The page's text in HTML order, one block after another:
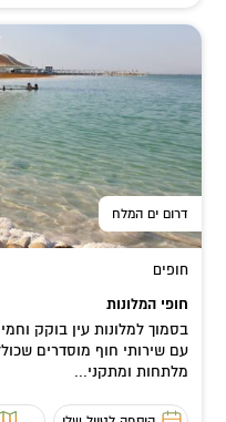
דרום ים המלח
חופים
חופי המלונות
בסמוך למלונות עין בוקק
עם שירותי חוף מוסדרים
מלתחות ומתקני...